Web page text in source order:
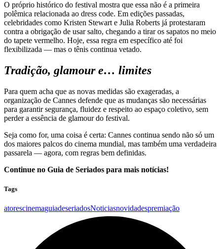
O próprio histórico do festival mostra que essa não é a primeira
polêmica relacionada ao dress code. Em edições passadas,
celebridades como Kristen Stewart e Julia Roberts já protestaram
contra a obrigação de usar salto, chegando a tirar os sapatos no meio
do tapete vermelho. Hoje, essa regra em específico até foi
flexibilizada — mas o tênis continua vetado.
Tradição, glamour e… limites
Para quem acha que as novas medidas são exageradas, a
organização de Cannes defende que as mudanças são necessárias
para garantir segurança, fluidez e respeito ao espaço coletivo, sem
perder a essência de glamour do festival.
Seja como for, uma coisa é certa: Cannes continua sendo não só um
dos maiores palcos do cinema mundial, mas também uma verdadeira
passarela — agora, com regras bem definidas.
Continue no Guia de Seriados para mais notícias!
Tags
atorescinemaguiadeseriadosNoticiasnovidadespremiação